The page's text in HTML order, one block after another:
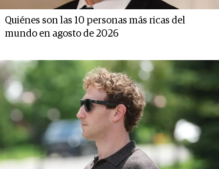
Quiénes son las 10 personas más ricas del
mundo en agosto de 2026